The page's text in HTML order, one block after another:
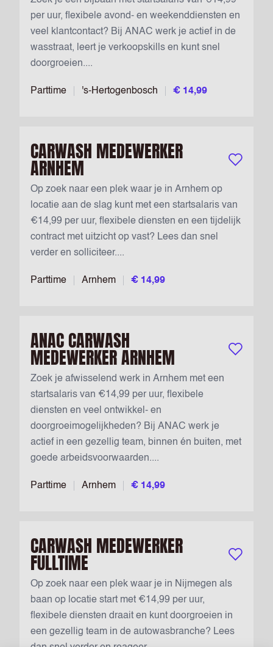
Parttime 's-Hertogenbosch € 14,99
per uur, flexibele avond- en weekenddiensten en
veel klantcontact? Bij ANAC werk je actief in de
wasstraat, leert je verkoopskills en kunt snel
doorgroeien....
CARWASH MEDEWERKER
ARNHEM Bewaar
Parttime Arnhem € 14,99
Op zoek naar een plek waar je in Arnhem op
locatie aan de slag kunt met een startsalaris van
€14,99 per uur, flexibele diensten en een tijdelijk
contract met uitzicht op vast? Lees dan snel
verder en solliciteer....
ANAC CARWASH
MEDEWERKER ARNHEM Bewaar
Parttime Arnhem € 14,99
Zoek je afwisselend werk in Arnhem met een
startsalaris van €14,99 per uur, flexibele
diensten en veel ontwikkel- en
doorgroeimogelijkheden? Bij ANAC werk je
actief in een gezellig team, binnen én buiten, met
goede arbeidsvoorwaarden....
CARWASH MEDEWERKER
FULLTIME Bewaar
Op zoek naar een plek waar je in Nijmegen als
baan op locatie start met €14,99 per uur,
flexibele diensten draait en kunt doorgroeien in
een gezellig team in de autowasbranche? Lees